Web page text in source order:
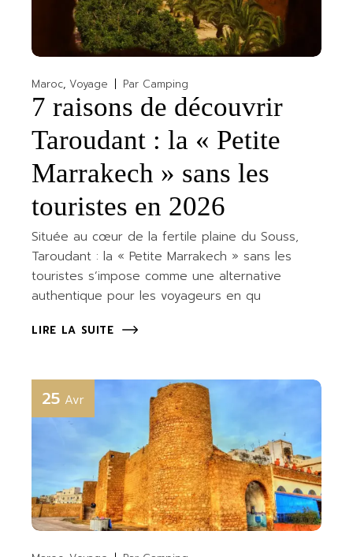
Maroc Voyage Par Camping
7 raisons de découvrir
Taroudant : la « Petite
Marrakech » sans les
touristes en 2026
Située au cœur de la fertile plaine du Souss,
Taroudant : la « Petite Marrakech » sans les
touristes s’impose comme une alternative
authentique pour les voyageurs en qu
LIRE LA SUITE
25 Avr